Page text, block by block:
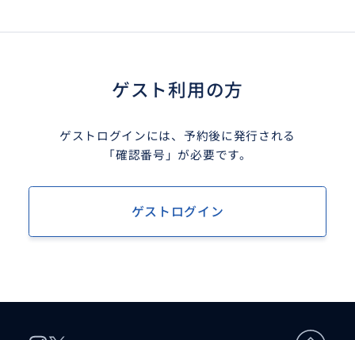
ゲスト利用の方
ゲストログインには、予約後に発行される
「確認番号」が必要です。
ゲストログイン